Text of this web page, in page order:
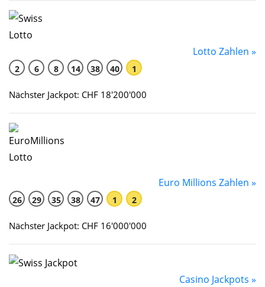
Lotto Zahlen »
2 6 8 14 38 40 1
Nächster Jackpot: CHF 18'200'000
Euro Millions Zahlen »
26 29 35 38 47 1 2
Nächster Jackpot: CHF 16'000'000
Casino Jackpots »